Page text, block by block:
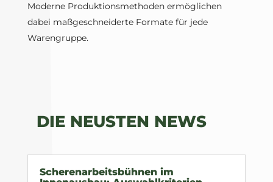
Moderne Produktionsmethoden ermöglichen
dabei maßgeschneiderte Formate für jede
Warengruppe.
DIE NEUSTEN NEWS
Scherenarbeitsbühnen im